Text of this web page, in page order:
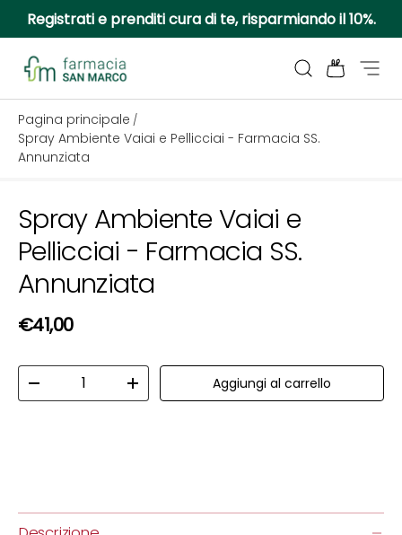
Passa ai contenuti
Registrati e prenditi cura di te, risparmiando il 10%.
Farmacia San Marco
Cerca Borsa
Pagina principale /
Spray Ambiente Vaiai e Pellicciai - Farmacia SS.
Annunziata
Passa alle informazioni sul prodotto
Spray Ambiente Vaiai e
Pellicciai - Farmacia SS.
Annunziata
Prezzo normale
€41,00
Diminuire la quantitàAumenta la quantità
Aggiungi al carrello